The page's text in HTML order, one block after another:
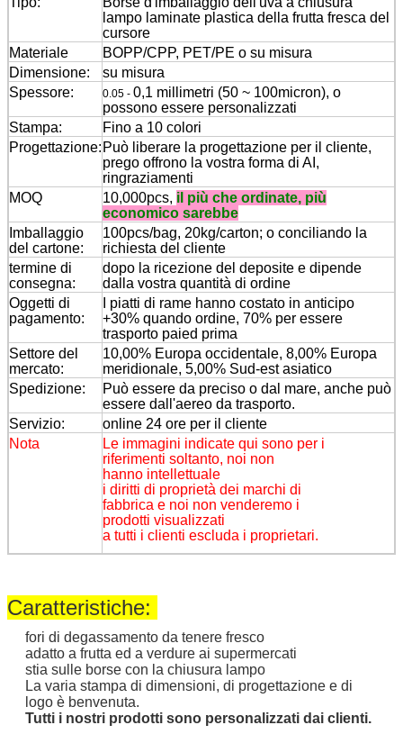
lampo laminate plastica della frutta fresca del
cursore
Materiale
BOPP/CPP, PET/PE o su misura
Dimensione:
su misura
Spessore:
0.05 - 0,1 millimetri (50 ~ 100micron), o
possono essere personalizzati
Stampa:
Fino a 10 colori
Progettazione: Può liberare la progettazione per il cliente,
prego offrono la vostra forma di AI,
ringraziamenti
MOQ
10,000pcs, il più che ordinate, più
economico sarebbe
Imballaggio
del cartone:
100pcs/bag, 20kg/carton; o conciliando la
richiesta del cliente
termine di
consegna:
dopo la ricezione del deposite e dipende
dalla vostra quantità di ordine
Oggetti di
pagamento:
I piatti di rame hanno costato in anticipo
+30% quando ordine, 70% per essere
trasporto paied prima
Settore del
mercato:
10,00% Europa occidentale, 8,00% Europa
meridionale, 5,00% Sud-est asiatico
Spedizione:
Può essere da preciso o dal mare, anche può
essere dall'aereo da trasporto.
Servizio:
online 24 ore per il cliente
Nota
Le immagini indicate qui sono per i
riferimenti soltanto, noi non
hanno intellettuale
i diritti di proprietà dei marchi di
fabbrica e noi non venderemo i
prodotti visualizzati
a tutti i clienti escluda i proprietari.
Caratteristiche:
fori di degassamento da tenere fresco
adatto a frutta ed a verdure ai supermercati
stia sulle borse con la chiusura lampo
La varia stampa di dimensioni, di progettazione e di
logo è benvenuta.
Tutti i nostri prodotti sono personalizzati dai clienti.